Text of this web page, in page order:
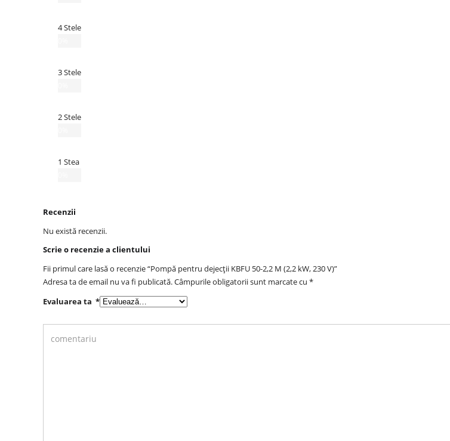
4 Stele
3 Stele
2 Stele
1 Stea
Recenzii
Nu există recenzii.
Scrie o recenzie a clientului
Fii primul care lasă o recenzie “Pompă pentru dejecții KBFU 50-2,2 M (2,2 kW, 230 V)”
Adresa ta de email nu va fi publicată.Câmpurile obligatorii sunt marcate cu *
Evaluarea ta *